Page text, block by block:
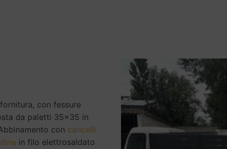
con fessure
da paletti 35x35 in
con cancelli
in filo elettrosaldato